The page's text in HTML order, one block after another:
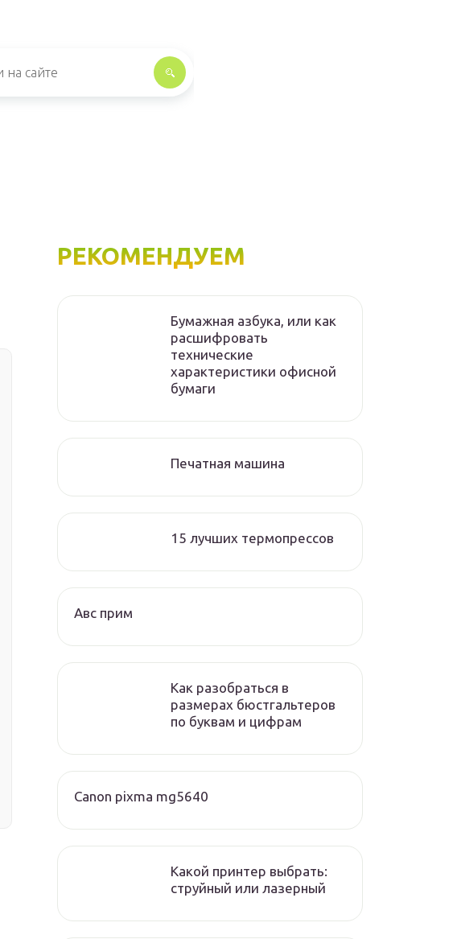
РЕКОМЕНДУЕМ
Бумажная азбука, или как
расшифровать
технические
характеристики офисной
бумаги
Печатная машина
15 лучших термопрессов
Авс прим
Как разобраться в
размерах бюстгальтеров
по буквам и цифрам
Canon pixma mg5640
Какой принтер выбрать:
струйный или лазерный